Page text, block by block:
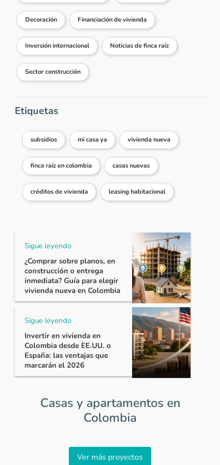
Decoración Financiación de vivienda
Inversión internacional Noticias de finca raíz
Sector construcción
Etiquetas
subsidios mi casa ya vivienda nueva
finca raíz en colombia casas nuevas
créditos de vivienda leasing habitacional
Sigue leyendo
¿Comprar sobre planos, en
construcción o entrega
inmediata? Guía para elegir
vivienda nueva en Colombia
Sigue leyendo
Invertir en vivienda en
Colombia desde EE.UU. o
España: las ventajas que
marcarán el 2026
Casas y apartamentos en
Colombia
Ver más proyectos